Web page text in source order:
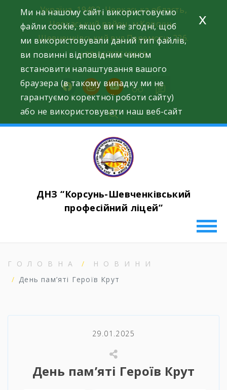
content
Україна, 19402, Черкаська область,
Черкаський район, м.Корсунь-
Шевченківський вул.Перемоги, 226.
+38(067)7619618
facebookinstagram
youtube
ДНЗ “Корсунь-Шевченківський
професійний ліцей”
ГОЛОВНА
НОВИНИ
День пам’яті Героїв Крут
29.01.2025
День пам’яті Героїв Крут
Ми на нашому сайті використовуємо
файли cookie, якщо ви не згодні, щоб
ми використовували даний тип файлів,
ви повинні відповідним чином
встановити налаштування вашого
браузера (в такому випадку ми не
гарантуємо коректної роботи сайту)
або не використовувати наш веб-сайт
x